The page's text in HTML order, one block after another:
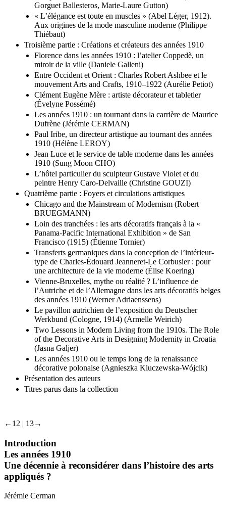
Gorguet Ballesteros, Marie-Laure Gutton)
« L’élégance est toute en muscles » (Abel Léger, 1912).
Aux origines de la mode masculine moderne (Philippe
Thiébaut)
Troisième partie : Créations et créateurs des années 1910
Florence dans les années 1910 : l’atelier Coppedè, un
miroir de la ville (Daniele Galleni)
Entre Occident et Orient : Charles Robert Ashbee et le
mouvement Arts and Crafts, 1910–1922 (Aurélie Petiot)
Clément Eugène Mère : artiste décorateur et tabletier
(Évelyne Possémé)
Les années 1910 : un tournant dans la carrière de Maurice
Dufrène (Jérémie CERMAN)
Paul Iribe, un directeur artistique au tournant des années
1910 (Hélène LEROY)
Jean Luce et le service de table moderne dans les années
1910 (Sung Moon CHO)
L’hôtel particulier du sculpteur Gustave Violet et du
peintre Henry Caro-Delvaille (Christine GOUZI)
Quatrième partie : Foyers et circulations artistiques
Chicago and the Mainstream of Modernism (Robert
BRUEGMANN)
Loin des tranchées : les arts décoratifs français à la «
Panama-Pacific International Exhibition » de San
Francisco (1915) (Étienne Tornier)
Transferts germaniques dans la conception de l’intérieur-
type de Charles-Édouard Jeanneret-Le Corbusier : pour
une architecture de la vie moderne (Élise Koering)
Vienne-Bruxelles, mythe ou réalité ? L’influence de
l’Autriche et de l’Allemagne dans les arts décoratifs belges
des années 1910 (Werner Adriaenssens)
Le pavillon autrichien de l’exposition du Deutscher
Werkbund (Cologne, 1914) (Armelle Weirich)
Two Lessons in Modern Living from the 1910s. The Role
of the Decorative Arts in Designing Modernity in Croatia
(Jasna Galjer)
Les années 1910 ou le temps long de la renaissance
décorative polonaise (Agnieszka Kluczewska-Wójcik)
Présentation des auteurs
Titres parus dans la collection
←12 | 13→
Introduction
Les années 1910
Une décennie à reconsidérer dans l’histoire des arts
appliqués ?
Jérémie Cerman